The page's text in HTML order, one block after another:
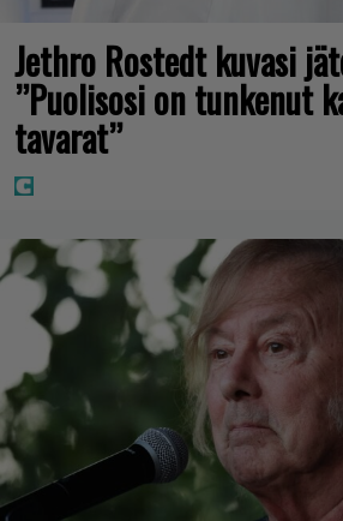
Jethro Rostedt kuvasi
”Puolisosi on tunkenut
tavarat”